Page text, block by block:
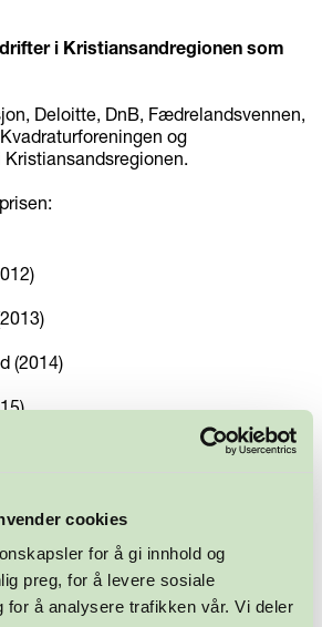
cookies
for å gi innhold og
preg, for å levere sosiale
for å analysere trafikken vår. Vi deler
i Kristiansandregionen som
Deloitte, DnB, Fædrelandsvennen,
og
(2014)
UNDER